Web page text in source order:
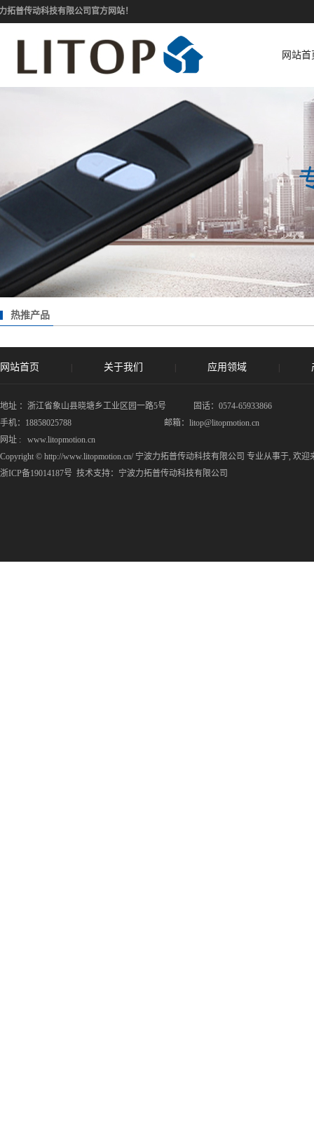
拓普传动科技有限公司官方网站！
网站首
热推产品
网站首页 关于我们 应用领域
地址 ：浙江省象山县晓塘乡工业区园一路5号 固话：0574-65933866
手机：18858025788 邮箱：litop@litopmotion.cn
网址 : www.litopmotion.cn
Copyright © http://www.litopmotion.cn/ 宁波力拓普传动科技有限公司 专业从事于, 欢迎
浙ICP备19014187号 技术支持： 宁波力拓普传动科技有限公司